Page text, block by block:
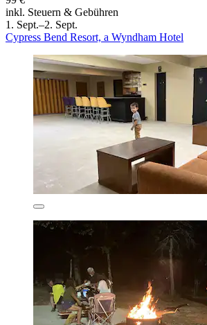
inkl. Steuern & Gebühren
1. Sept.–2. Sept.
Cypress Bend Resort, a Wyndham Hotel